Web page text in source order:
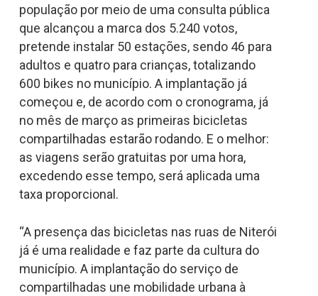
população por meio de uma consulta pública
que alcançou a marca dos 5.240 votos,
pretende instalar 50 estações, sendo 46 para
adultos e quatro para crianças, totalizando
600 bikes no município. A implantação já
começou e, de acordo com o cronograma, já
no mês de março as primeiras bicicletas
compartilhadas estarão rodando. E o melhor:
as viagens serão gratuitas por uma hora,
excedendo esse tempo, será aplicada uma
taxa proporcional.
“A presença das bicicletas nas ruas de Niterói
já é uma realidade e faz parte da cultura do
município. A implantação do serviço de
compartilhadas une mobilidade urbana à